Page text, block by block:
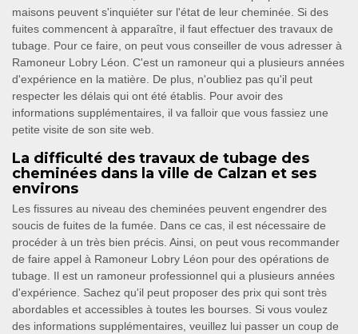
maisons peuvent s'inquiéter sur l'état de leur cheminée. Si des
fuites commencent à apparaître, il faut effectuer des travaux de
tubage. Pour ce faire, on peut vous conseiller de vous adresser à
Ramoneur Lobry Léon. C'est un ramoneur qui a plusieurs années
d'expérience en la matière. De plus, n'oubliez pas qu'il peut
respecter les délais qui ont été établis. Pour avoir des
informations supplémentaires, il va falloir que vous fassiez une
petite visite de son site web.
La difficulté des travaux de tubage des
cheminées dans la ville de Calzan et ses
environs
Les fissures au niveau des cheminées peuvent engendrer des
soucis de fuites de la fumée. Dans ce cas, il est nécessaire de
procéder à un très bien précis. Ainsi, on peut vous recommander
de faire appel à Ramoneur Lobry Léon pour des opérations de
tubage. Il est un ramoneur professionnel qui a plusieurs années
d'expérience. Sachez qu'il peut proposer des prix qui sont très
abordables et accessibles à toutes les bourses. Si vous voulez
des informations supplémentaires, veuillez lui passer un coup de